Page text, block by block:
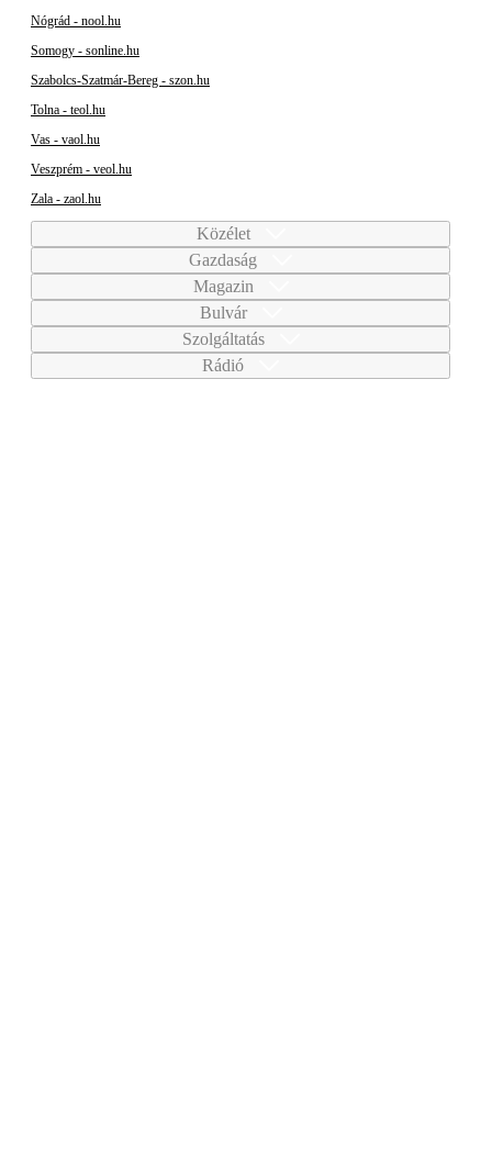
Nógrád - nool.hu
Somogy - sonline.hu
Szabolcs-Szatmár-Bereg - szon.hu
Tolna - teol.hu
Vas - vaol.hu
Veszprém - veol.hu
Zala - zaol.hu
Közélet
Gazdaság
Magazin
Bulvár
Szolgáltatás
Rádió